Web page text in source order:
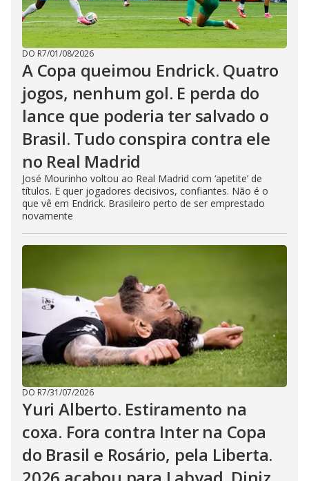
DO R7/01/08/2026
A Copa queimou Endrick. Quatro
jogos, nenhum gol. E perda do
lance que poderia ter salvado o
Brasil. Tudo conspira contra ele
no Real Madrid
José Mourinho voltou ao Real Madrid com ‘apetite’ de
títulos. E quer jogadores decisivos, confiantes. Não é o
que vê em Endrick. Brasileiro perto de ser emprestado
novamente
DO R7/31/07/2026
Yuri Alberto. Estiramento na
coxa. Fora contra Inter na Copa
do Brasil e Rosário, pela Liberta.